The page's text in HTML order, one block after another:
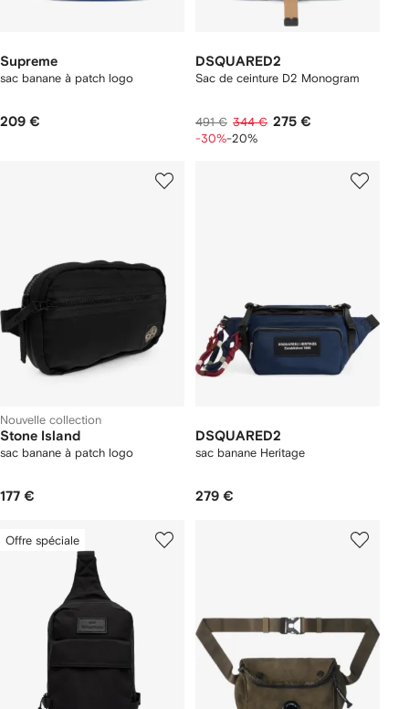
Supreme
sac banane à patch logo
209 €
DSQUARED2
Sac de ceinture D2 Monogram
491 € 344 € 275 €
-30%-20%
Nouvelle collection
Stone Island
sac banane à patch logo
177 €
DSQUARED2
sac banane Heritage
279 €
Offre spéciale